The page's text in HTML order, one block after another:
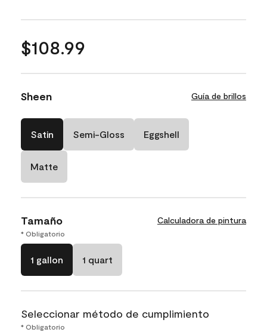
$108.99
Sheen Guía de brillos
Satin Semi-Gloss Eggshell
Matte
Tamaño Calculadora de pintura
* Obligatorio
1 gallon 1 quart
Seleccionar método de cumplimiento
* Obligatorio